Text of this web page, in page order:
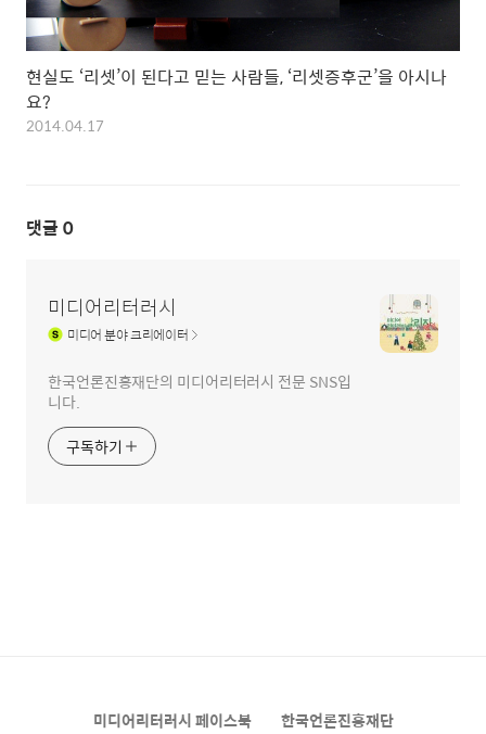
현실도 ‘리셋’이 된다고 믿는 사람들, ‘리셋증후군’을 아시나
요?
2014.04.17
댓글 0
미디어리터러시
미디어분야 크리에이터
한국언론진흥재단의 미디어리터러시 전문 SNS입
니다.
구독하기
미디어리터러시 페이스북 한국언론진흥재단